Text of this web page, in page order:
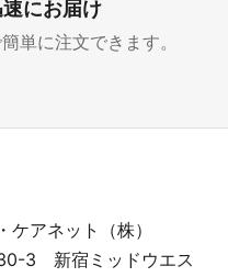
にお届け
単に注文できます。
ケアネット（株）
3 新宿ミッドウエス